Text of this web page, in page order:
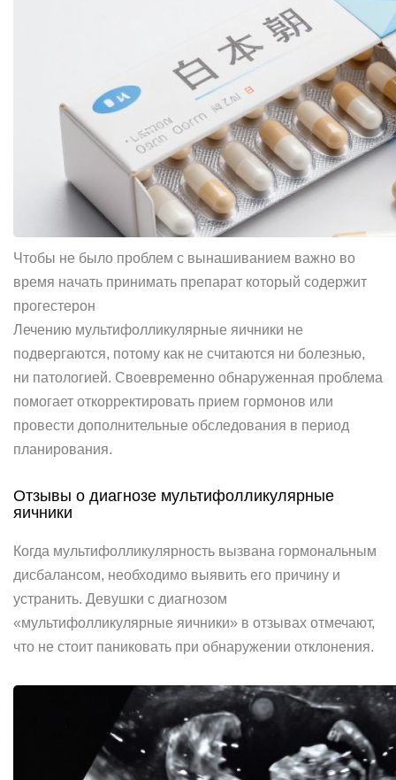
Чтобы не было проблем с вынашиванием важно во
время начать принимать препарат который содержит
прогестерон
Лечению мультифолликулярные яичники не
подвергаются, потому как не считаются ни болезнью,
ни патологией. Своевременно обнаруженная проблема
помогает откорректировать прием гормонов или
провести дополнительные обследования в период
планирования.
Отзывы о диагнозе мультифолликулярные
яичники
Когда мультифолликулярность вызвана гормональным
дисбалансом, необходимо выявить его причину и
устранить. Девушки с диагнозом
«мультифолликулярные яичники» в отзывах отмечают,
что не стоит паниковать при обнаружении отклонения.